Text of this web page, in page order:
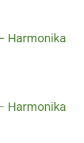
Harmonika
Harmonika